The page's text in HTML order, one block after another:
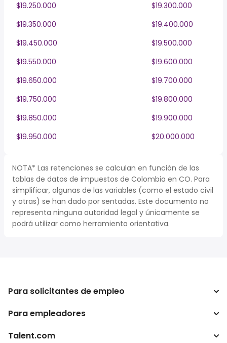
$19.250.000
$19.300.000
$19.350.000
$19.400.000
$19.450.000
$19.500.000
$19.550.000
$19.600.000
$19.650.000
$19.700.000
$19.750.000
$19.800.000
$19.850.000
$19.900.000
$19.950.000
$20.000.000
NOTA* Las retenciones se calculan en función de las
tablas de datos de impuestos de Colombia en CO. Para
simplificar, algunas de las variables (como el estado civil
y otras) se han dado por sentadas. Este documento no
representa ninguna autoridad legal y únicamente se
podrá utilizar como herramienta orientativa.
Para solicitantes de empleo
Buscador de trabajo
Para empleadores
Empresa
Talent.com